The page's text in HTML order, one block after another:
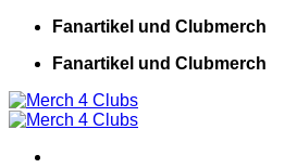
Zum
springen
Fanartikel und Clubmerch
Fanartikel und Clubmerch